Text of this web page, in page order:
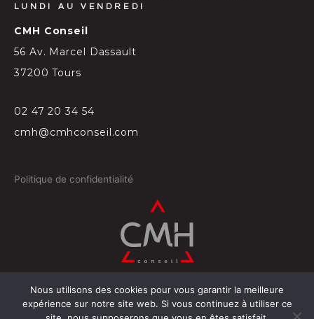
LUNDI AU VENDREDI
CMH Conseil
56 Av. Marcel Dassault
37200 Tours
02 47 20 34 54
cmh@cmhconseil.com
Politique de confidentialité
© 2026 Conçu par Projectil-Sogepress à Tours
Nous utilisons des cookies pour vous garantir la meilleure
expérience sur notre site web. Si vous continuez à utiliser ce